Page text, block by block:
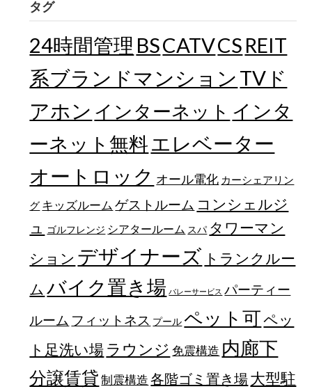
タグ
24時間管理 BSCATVCS REIT
系ブランドマンション TVド
アホン インターネット インタ
ーネット無料エレベーター
オートロック オール電化 カーシェアリン
グ キッズルーム ゲストルーム コンシェルジ
ュ
ゴルフレンジ シアタールーム スパ タワーマン
ション デザイナーズ トランクルー
ム バイク置き場 バレーサービス パーティー
ルーム フィットネス プール ペット可ペッ
ト足洗い場 ラウンジ 免震構造 内廊下
分譲賃貸 制震構造 各階ゴミ置き場大型駐